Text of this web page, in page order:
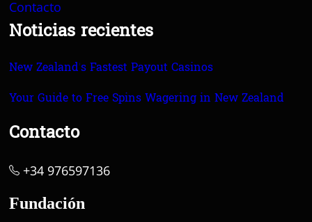
Contacto
Noticias recientes
New Zealand’s Fastest Payout Casinos
Your Guide to Free Spins Wagering in New Zealand
Contacto
+34 976597136
Fundación